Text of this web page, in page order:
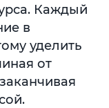
Каждый
в
уделить
от